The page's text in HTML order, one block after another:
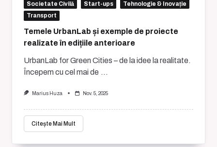
Societate Civilă
Start-ups
Tehnologie & Inovație
Transport
Temele UrbanLab și exemple de proiecte
realizate în edițiile anterioare
UrbanLab for Green Cities – de la idee la realitate.
Începem cu cel mai de ...
Marius Huza Nov. 5, 2025
Citește Mai Mult